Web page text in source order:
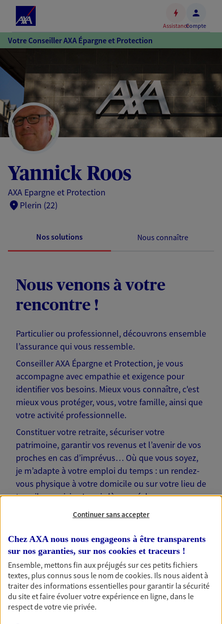
Accéder
au
Accéder
au
pied
de
page
AssistanceCompte
Votre Conseiller AXA Épargne et Protection
Yannick Roos
AXA Epargne et Protection
Plerin (22)
Nos solutions Nous connaître
Nous venons à votre
rencontre !
Particulier ou professionnel, découvrons ensemble
l’assurance qui vous ressemble.
Conseiller AXA Épargne et Protection, je vous
accompagne avec empathie et exigence pour
identifier vos besoins. Mieux vous connaître, c'est
mieux vous protéger, vous, votre famille, ainsi que
votre activité professionnelle.
Constituer votre retraite, sécuriser votre
patrimoine, garantir vos revenus et l’avenir de vos
proches en cas d’imprévus… Où que vous soyez,
je m’adapte à votre emploi du temps : un rendez-
vous physique à votre domicile ou sur votre lieu de
travail, une visio. Je suis là pour échanger avec
Nos offres phares
Continuer sans accepter
Chez AXA nous nous engageons à être transparents
sur nos garanties, sur nos cookies et traceurs !
Ensemble, mettons fin aux préjugés sur ces petits fichiers
textes, plus connus sous le nom decookies. Ils nous aident à
traiter des informations essentielles pour garantir la sécurité
du site et faire évoluer votre expérience en ligne, dans le
respect de votre vie privée.